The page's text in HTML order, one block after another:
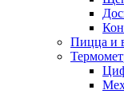
Пицца и